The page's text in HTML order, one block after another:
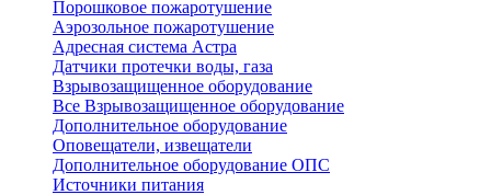
Порошковое пожаротушение
Аэрозольное пожаротушение
Адресная система Астра
Датчики протечки воды, газа
Взрывозащищенное оборудование
Все Взрывозащищенное оборудование
Дополнительное оборудование
Оповещатели, извещатели
Дополнительное оборудование ОПС
Источники питания